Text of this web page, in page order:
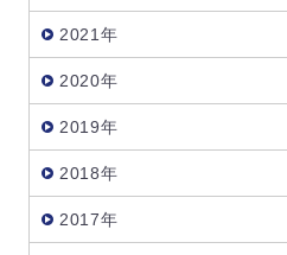
2021年
2020年
2019年
2018年
2017年